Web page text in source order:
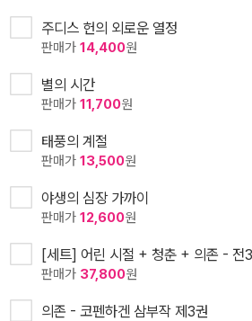
주디스 헌의 외로운 열정
판매가 14,400원
별의 시간
판매가 11,700원
태풍의 계절
판매가 13,500원
야생의 심장 가까이
판매가 12,600원
[세트] 어린 시절 + 청춘 + 의존 - 전
판매가 37,800원
의존 - 코펜하겐 삼부작 제3권